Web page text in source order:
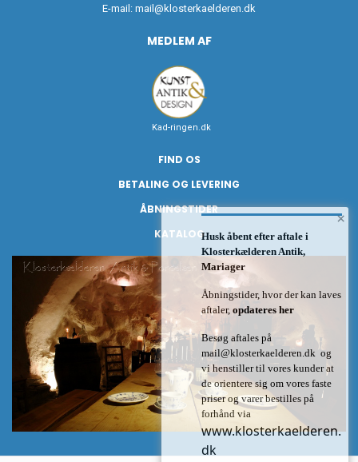
E-mail: mail@klosterkaelderen.dk
MEDLEM AF
Kad-ringen.dk
FIND OS
BETALING OG LEVERING
ÅBNINGSTIDER
KATALOG
×
Husk åbent efter aftale i
Klosterkælderen Antik,
Mariager
Åbningstider, hvor der kan laves
aftaler, opdateres her
Besøg aftales på
mail@klosterkaelderen.dk og
vi henstiller til vores kunder at
de orientere sig om vores faste
priser og varer bestilles på
forhånd via
www.klosterkaelderen.
dk